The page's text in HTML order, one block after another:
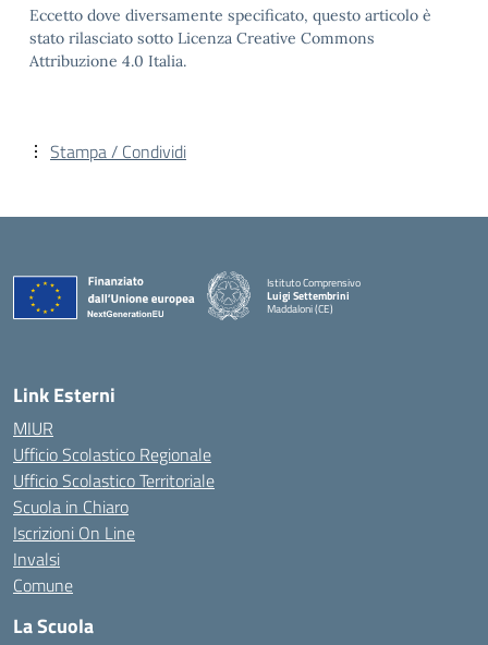
Eccetto dove diversamente specificato, questo articolo è
stato rilasciato sotto Licenza Creative Commons
Attribuzione 4.0 Italia.
Stampa / Condividi
Istituto Comprensivo
Luigi Settembrini
Maddaloni (CE)
Link Esterni
MIUR
Ufficio Scolastico Regionale
Ufficio Scolastico Territoriale
Scuola in Chiaro
Iscrizioni On Line
Invalsi
Comune
La Scuola